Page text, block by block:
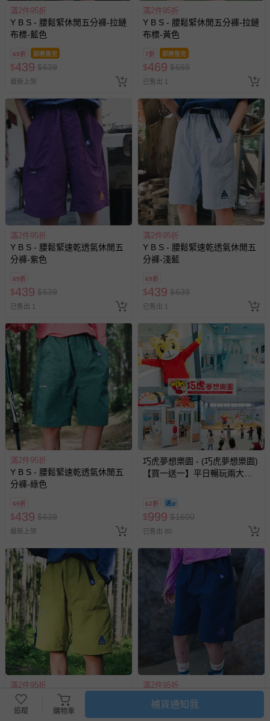
滿2件95折
Y B S - 腰鬆緊休閒五分褲-拉鏈
布標-藍色
69折 即將售完
$439 $639
最新上架
滿2件95折
Y B S - 腰鬆緊休閒五分褲-拉鏈
布標-黃色
7折 即將售完
$469 $669
已售出 1
滿2件95折
Y B S - 腰鬆緊速乾透氣休閒五
分褲-紫色
69折
$439 $639
已售出 1
滿2件95折
Y B S - 腰鬆緊速乾透氣休閒五
分褲-淺藍
69折
$439 $639
已售出 1
滿2件95折
Y B S - 腰鬆緊速乾透氣休閒五
分褲-綠色
69折
$439 $639
最新上架
巧虎夢想樂園 - (巧虎夢想樂園)
【買一送一】平日暢玩兩大一
換，贈送券現場領取)-效期至
2026/10/16 正券逾期視同現金
券使用
62折
$999 $1600
已售出 80
滿2件95折
Y B S - 腰鬆緊速乾透氣休閒五
分褲-黃綠
滿2件95折
Y B S - 腰鬆緊速乾透氣休閒五
分褲-藏青
追蹤 購物車
補貨通知我